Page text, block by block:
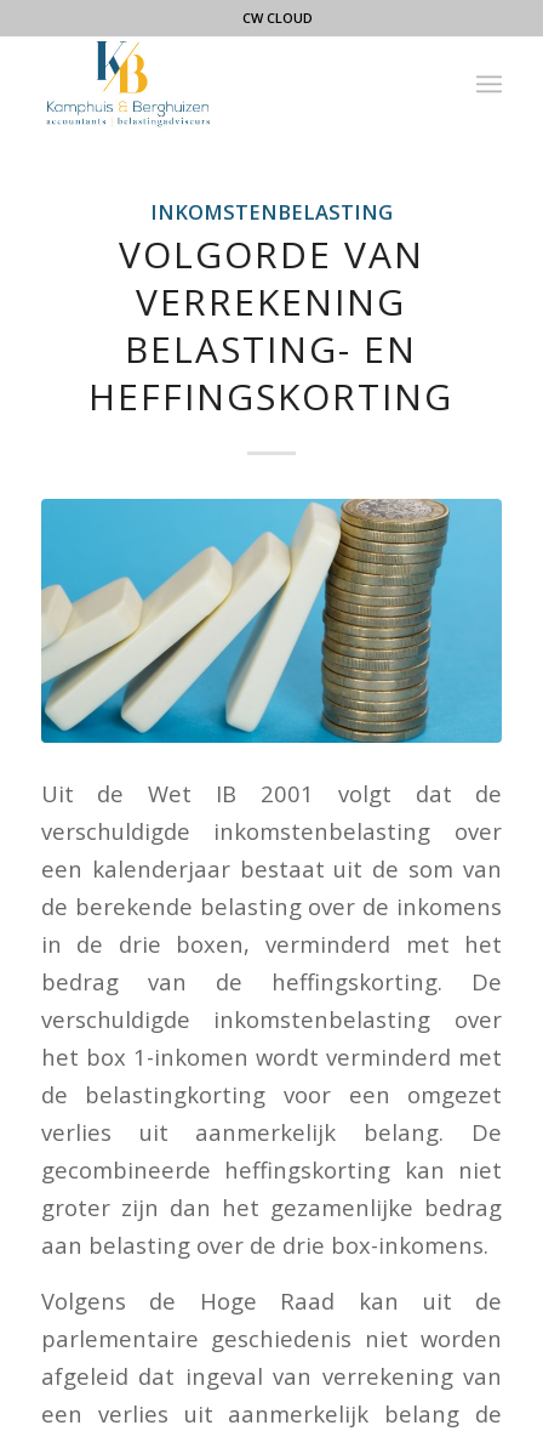
CW CLOUD
INKOMSTENBELASTING
VOLGORDE VAN
VERREKENING
BELASTING- EN
HEFFINGSKORTING
Uit de Wet IB 2001 volgt dat de
verschuldigde inkomstenbelasting over
een kalenderjaar bestaat uit de som van
de berekende belasting over de inkomens
in de drie boxen, verminderd met het
bedrag van de heffingskorting. De
verschuldigde inkomstenbelasting over
het box 1-inkomen wordt verminderd met
de belastingkorting voor een omgezet
verlies uit aanmerkelijk belang. De
gecombineerde heffingskorting kan niet
groter zijn dan het gezamenlijke bedrag
aan belasting over de drie box-inkomens.
Volgens de Hoge Raad kan uit de
parlementaire geschiedenis niet worden
afgeleid dat ingeval van verrekening van
een verlies uit aanmerkelijk belang de